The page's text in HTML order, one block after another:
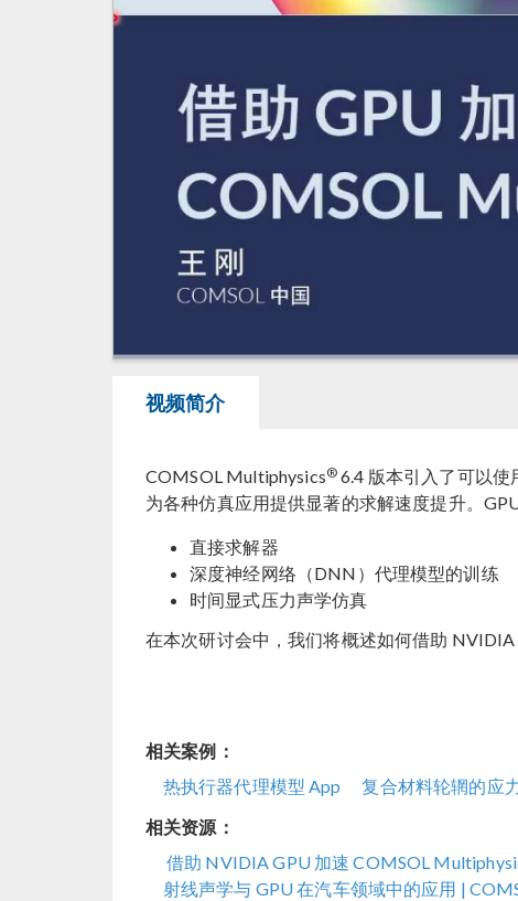
视频简介
COMSOL Multiphysics® 6.4 版本引入了可以
为各种仿真应用提供显著的求解速度提升。
直接求解器
深度神经网络（DNN）代理模型的训练
时间显式压力声学仿真
在本次研讨会中，我们将概述如何借助
相关案例：
热执行器代理模型 App 复合材料轮辋的应
相关资源：
借助 NVIDIA GPU 加速 COMSOL
射线声学与 GPU 在汽车领域中的应用 |